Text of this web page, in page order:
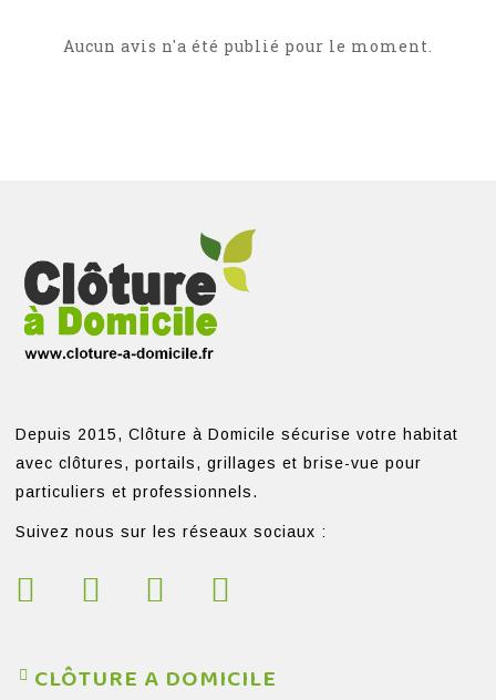
Aucun avis n'a été publié pour le moment.
Depuis 2015, Clôture à Domicile sécurise votre habitat
avec clôtures, portails, grillages et brise-vue pour
particuliers et professionnels.
Suivez nous sur les réseaux sociaux :
CLÔTURE A DOMICILE